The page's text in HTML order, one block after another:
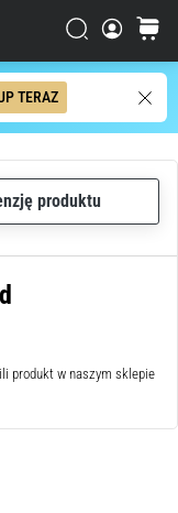
TERAZ
Szukajkoszyk
Szukaj
produktu
produkt w naszym sklepie